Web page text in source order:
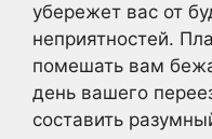
убережет вас от
неприятностей.
помешать вам
день вашего
составить